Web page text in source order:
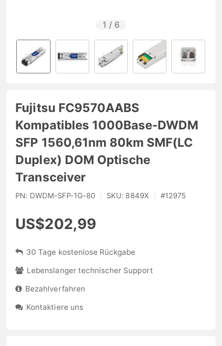
1 / 6
Fujitsu FC9570AABS
Kompatibles 1000Base-DWDM
SFP 1560,61nm 80km SMF(LC
Duplex) DOM Optische
Transceiver
PN: DWDM-SFP-1G-80 SKU: 8849X #12975
US$202,99
30 Tage kostenlose Rückgabe
Lebenslanger technischer Support
Bezahlverfahren
Kontaktiere uns